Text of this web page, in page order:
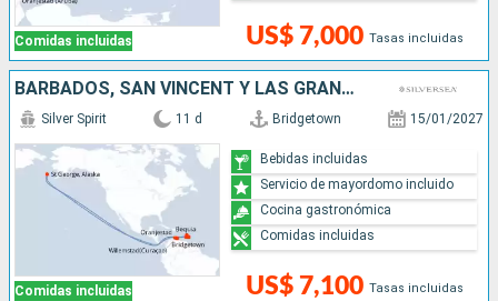
Comidas incluidas US$ 7,000 Tasas incluidas
BARBADOS, SAN VINCENT Y LAS GRANADINAS, GRENADA, ARUBA, SANTA LUCIA
Comidas incluidas
Silver Spirit 11 d Bridgetown 15/01/2027
US$ 7,100 Tasas incluidas
Bebidas incluidas
Servicio de mayordomo incluido
Cocina gastronómica
Comidas incluidas